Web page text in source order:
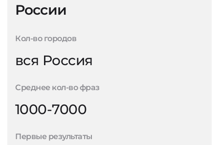
России
Кол-во городов
вся Россия
Среднее кол-во фраз
1000-7000
Первые результаты